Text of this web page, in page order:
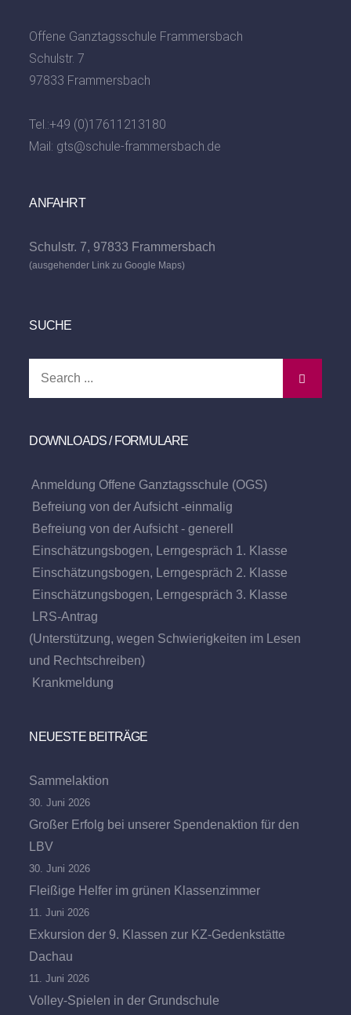
Offene Ganztagsschule Frammersbach
Schulstr. 7
97833 Frammersbach
Tel.:+49 (0)17611213180
Mail: gts@schule-frammersbach.de
ANFAHRT
Schulstr. 7, 97833 Frammersbach
(ausgehender Link zu Google Maps)
SUCHE
DOWNLOADS / FORMULARE
Anmeldung Offene Ganztagsschule (OGS)
Befreiung von der Aufsicht -einmalig
Befreiung von der Aufsicht - generell
Einschätzungsbogen, Lerngespräch 1. Klasse
Einschätzungsbogen, Lerngespräch 2. Klasse
Einschätzungsbogen, Lerngespräch 3. Klasse
LRS-Antrag
(Unterstützung, wegen Schwierigkeiten im Lesen
und Rechtschreiben)
Krankmeldung
NEUESTE BEITRÄGE
Sammelaktion
30. Juni 2026
Großer Erfolg bei unserer Spendenaktion für den
LBV
30. Juni 2026
Fleißige Helfer im grünen Klassenzimmer
11. Juni 2026
Exkursion der 9. Klassen zur KZ-Gedenkstätte
Dachau
11. Juni 2026
Volley-Spielen in der Grundschule